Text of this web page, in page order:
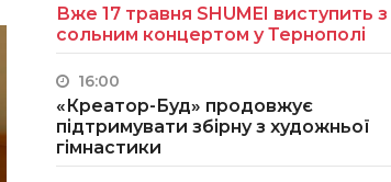
Вже 17 травня SHUMEI виступить з
сольним концертом у Тернополі
16:00
«Креатор-Буд» продовжує
підтримувати збірну з художньої
гімнастики